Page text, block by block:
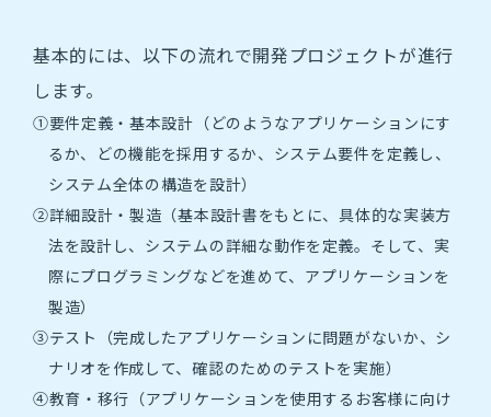
2028年度マイページ
エントリー
2027年度マイペー
2028年度マイペー
ジ登録
基本的には、以下の流れで開発プロジェクトが進行
します。
①要件定義・基本設計（どのようなアプリケーションにす
るか、どの機能を採用するか、システム要件を定義し、
システム全体の構造を設計）
②詳細設計・製造（基本設計書をもとに、具体的な実装方
法を設計し、システムの詳細な動作を定義。そして、実
際にプログラミングなどを進めて、アプリケーションを
製造）
③テスト（完成したアプリケーションに問題がないか、シ
ナリオを作成して、確認のためのテストを実施）
④教育・移行（アプリケーションを使用するお客様に向け